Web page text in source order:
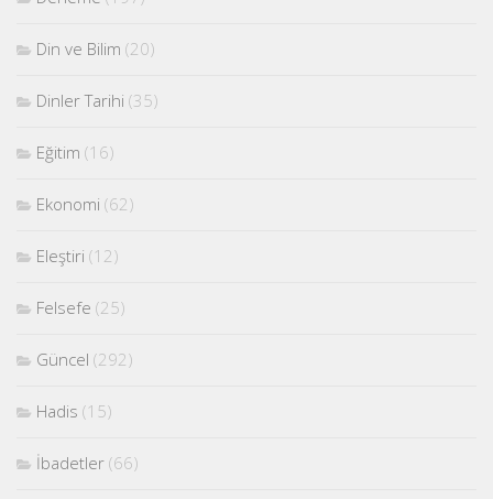
Din ve Bilim (20)
Dinler Tarihi (35)
Eğitim (16)
Ekonomi (62)
Eleştiri (12)
Felsefe (25)
Güncel (292)
Hadis (15)
İbadetler (66)